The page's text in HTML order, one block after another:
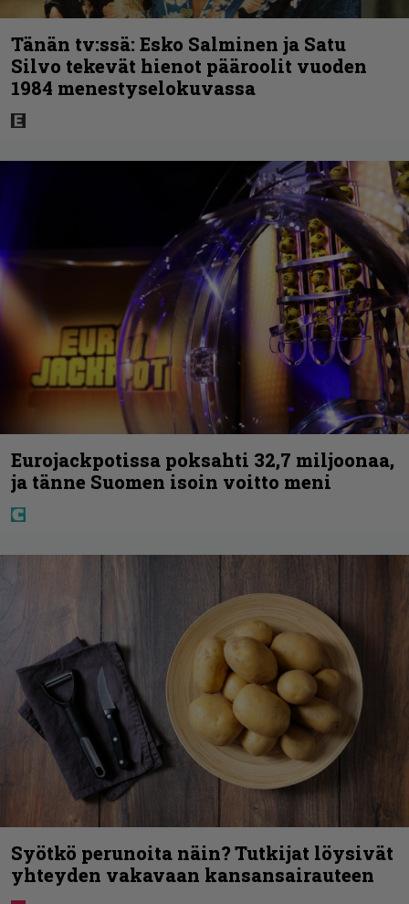
Tänän tv:ssä: Esko Salminen ja Satu
Silvo tekevät hienot pääroolit vuoden
1984 menestyselokuvassa
Eurojackpotissa poksahti 32,7 miljoonaa,
ja tänne Suomen isoin voitto meni
Syötkö perunoita näin? Tutkijat löysivät
yhteyden vakavaan kansansairauteen